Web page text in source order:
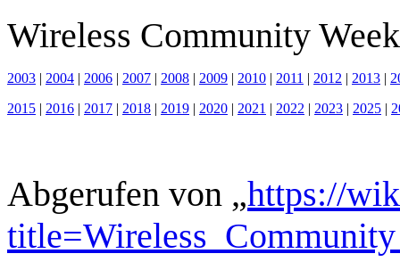
Wireless Community
2003 | 2004 | 2006 | 2007 | 2008 | 2009 | 2010 | 2011 | 2012 | 2013 |
2015 | 2016 | 2017 | 2018 | 2019 | 2020 | 2021 | 2022 | 2023 | 2025 |
Abgerufen von „https://